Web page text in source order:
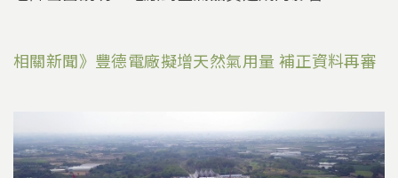
相關新聞》豐德電廠擬增天然氣用量 補正資料再審